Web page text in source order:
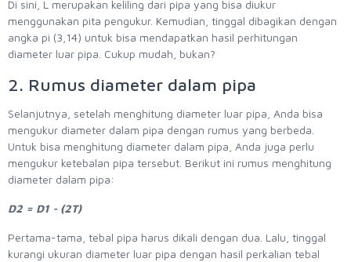
Di sini, L merupakan keliling dari pipa yang bisa diukur
menggunakan pita pengukur. Kemudian, tinggal dibagikan dengan
angka pi (3,14) untuk bisa mendapatkan hasil perhitungan
diameter luar pipa. Cukup mudah, bukan?
2. Rumus diameter dalam pipa
Selanjutnya, setelah menghitung diameter luar pipa, Anda bisa
mengukur diameter dalam pipa dengan rumus yang berbeda.
Untuk bisa menghitung diameter dalam pipa, Anda juga perlu
mengukur ketebalan pipa tersebut. Berikut ini rumus menghitung
diameter dalam pipa:
D2 = D1 - (2T)
Pertama-tama, tebal pipa harus dikali dengan dua. Lalu, tinggal
kurangi ukuran diameter luar pipa dengan hasil perkalian tebal